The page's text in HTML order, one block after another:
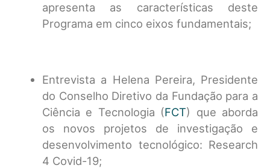
apresenta as características deste
Programa em cinco eixos fundamentais;
Entrevista a Helena Pereira, Presidente
do Conselho Diretivo da Fundação para a
Ciência e Tecnologia (FCT) que aborda
os novos projetos de investigação e
desenvolvimento tecnológico: Research
4 Covid-19;